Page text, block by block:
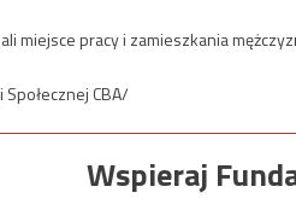
miejsce pracy i zamieszkania
CBA/
Wspieraj